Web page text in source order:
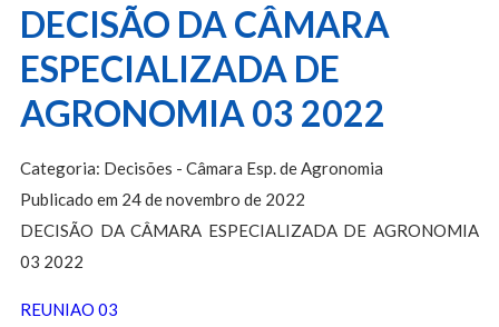
DECISÃO DA CÂMARA
ESPECIALIZADA DE
AGRONOMIA 03 2022
Categoria: Decisões - Câmara Esp. de Agronomia
Publicado em 24 de novembro de 2022
DECISÃO DA CÂMARA ESPECIALIZADA DE AGRONOMIA
03 2022
REUNIAO 03